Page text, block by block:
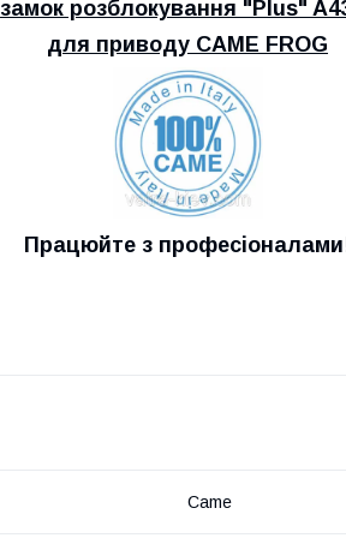
замок розблокування "Plus"
для приводу CAME FROG
Працюйте з
Came